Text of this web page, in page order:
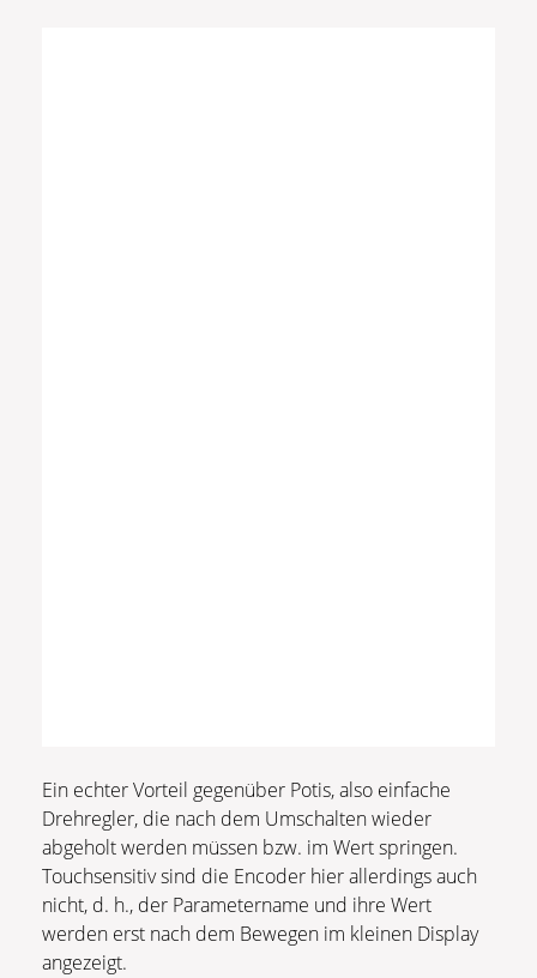
Ein echter Vorteil gegenüber Potis, also einfache
Drehregler, die nach dem Umschalten wieder
abgeholt werden müssen bzw. im Wert springen.
Touchsensitiv sind die Encoder hier allerdings auch
nicht, d. h., der Parametername und ihre Wert
werden erst nach dem Bewegen im kleinen Display
angezeigt.